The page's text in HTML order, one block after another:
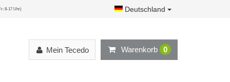
8-17 Uhr) Deutschland
Warenkorb 0
Mein Tecedo